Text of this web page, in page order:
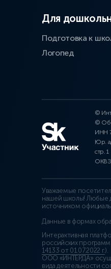
Для
Подготовка к
Логопед
©
©
ИНН
Юр.
стр. 1
Уважаемые
нашей школы! Любые
источником
Данные в формах
Интерактивная
российских
14133 от 01.07.2022 г.).
ООО «ИНТЕРДА»
вида деятельности